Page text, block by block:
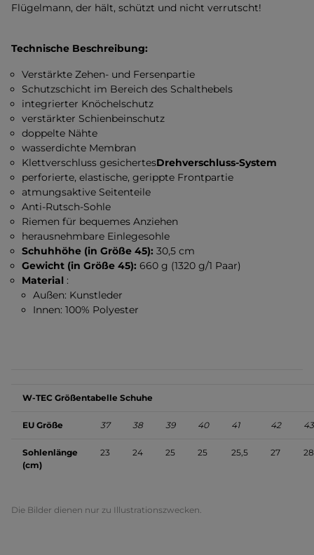
Flügelmann, der hält, schützt und nicht verrutscht!
Technische Beschreibung:
Verstärkte Zehen- und Fersenpartie
Schutzschicht im Bereich des Schalthebels
integrierter Knöchelschutz
verstärkter Schienbeinschutz
doppelte Nähte
wasserdichte Membran
Klettverschluss gesichertesDrehverschluss-System
perforierte, elastische, gerippte Frontpartie
atmungsaktive Seitenteile
Anti-Rutsch-Sohle
Riemen für bequemes Anziehen
herausnehmbare Einlegesohle
Schuhhöhe (in Größe 45): 30,5 cm
Gewicht (in Größe 45):660 g (1320 g/1 Paar)
Material :
Außen: Kunstleder
Innen: 100% Polyester
W-TEC Größentabelle Schuhe
EU Größe 37 38 39 40 41 42 43
Sohlenlänge
(cm)
23 24 25 25 25,5 27 28
Die Bilder dienen nur zu Illustrationszwecken.